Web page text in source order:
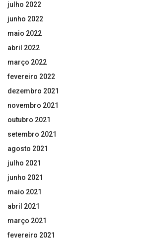
julho 2022
junho 2022
maio 2022
abril 2022
março 2022
fevereiro 2022
dezembro 2021
novembro 2021
outubro 2021
setembro 2021
agosto 2021
julho 2021
junho 2021
maio 2021
abril 2021
março 2021
fevereiro 2021